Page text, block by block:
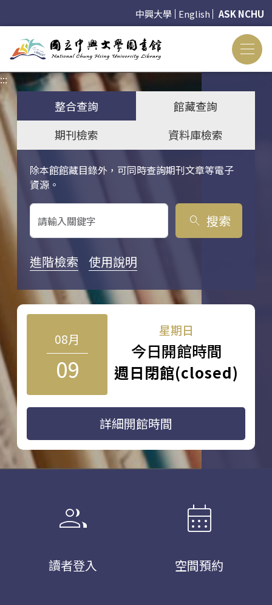
中興大學 English ASK NCHU
:::
整合查詢
館藏查詢
期刊檢索
資料庫檢索
除本館館藏目錄外，可同時查詢期刊文章等電子
資源。
關鍵字搜尋
search 搜索
進階檢索 使用說明
08月
09
星期日
今日開館時間
週日閉館(closed)
詳細開館時間
group
讀者登入
calendar_month
空間預約